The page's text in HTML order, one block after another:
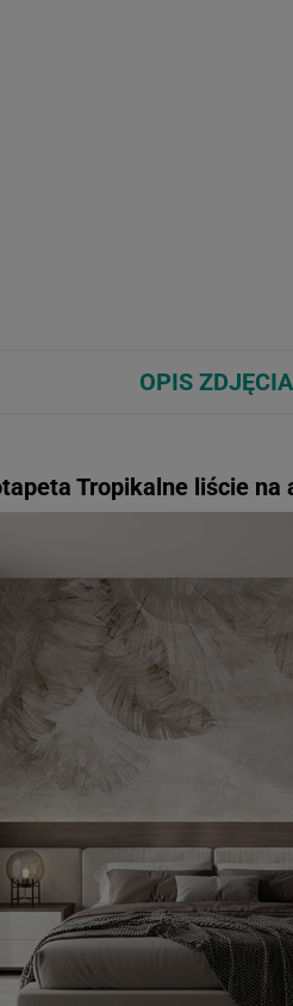
OPIS ZDJĘCIA
Tropikalne liście